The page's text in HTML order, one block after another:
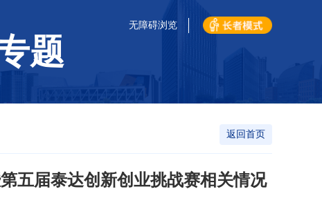
无障碍浏览
题
返回首页
五届泰达创新创业挑战赛相关情况